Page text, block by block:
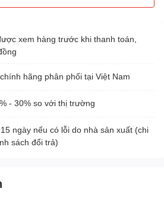
xem hàng trước khi thanh toán,
hãng phân phối tại Việt Nam
- 30% so với thị trường
ngày nếu có lỗi do nhà sản xuất (chi
sách đổi trả)